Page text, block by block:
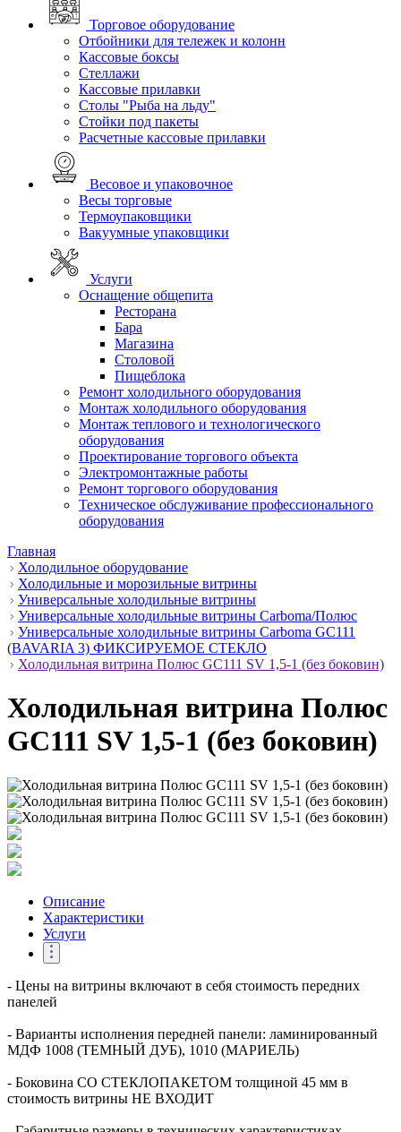
Торговое оборудование
Отбойники для тележек и колонн
Кассовые боксы
Стеллажи
Кассовые прилавки
Столы "Рыба на льду"
Стойки под пакеты
Расчетные кассовые прилавки
Весовое и упаковочное
Весы торговые
Термоупаковщики
Вакуумные упаковщики
Услуги
Оснащение общепита
Ресторана
Бара
Магазина
Столовой
Пищеблока
Ремонт холодильного оборудования
Монтаж холодильного оборудования
Монтаж теплового и технологического
оборудования
Проектирование торгового объекта
Электромонтажные работы
Ремонт торгового оборудования
Техническое обслуживание профессионального
оборудования
Главная
Холодильное оборудование
Холодильные и морозильные витрины
Универсальные холодильные витрины
Универсальные холодильные витрины Carboma/Полюс
Универсальные холодильные витрины Carboma GC111
(BAVARIA 3) ФИКСИРУЕМОЕ СТЕКЛО
Холодильная витрина Полюс GC111 SV 1,5-1 (без боковин)
Холодильная витрина Полюс
GC111 SV 1,5-1 (без боковин)
Описание
Характеристики
Услуги
- Цены на витрины включают в себя стоимость передних
панелей
- Варианты исполнения передней панели: ламинированный
МДФ 1008 (ТЕМНЫЙ ДУБ), 1010 (МАРИЕЛЬ)
- Боковина СО СТЕКЛОПАКЕТОМ толщиной 45 мм в
стоимость витрины НЕ ВХОДИТ